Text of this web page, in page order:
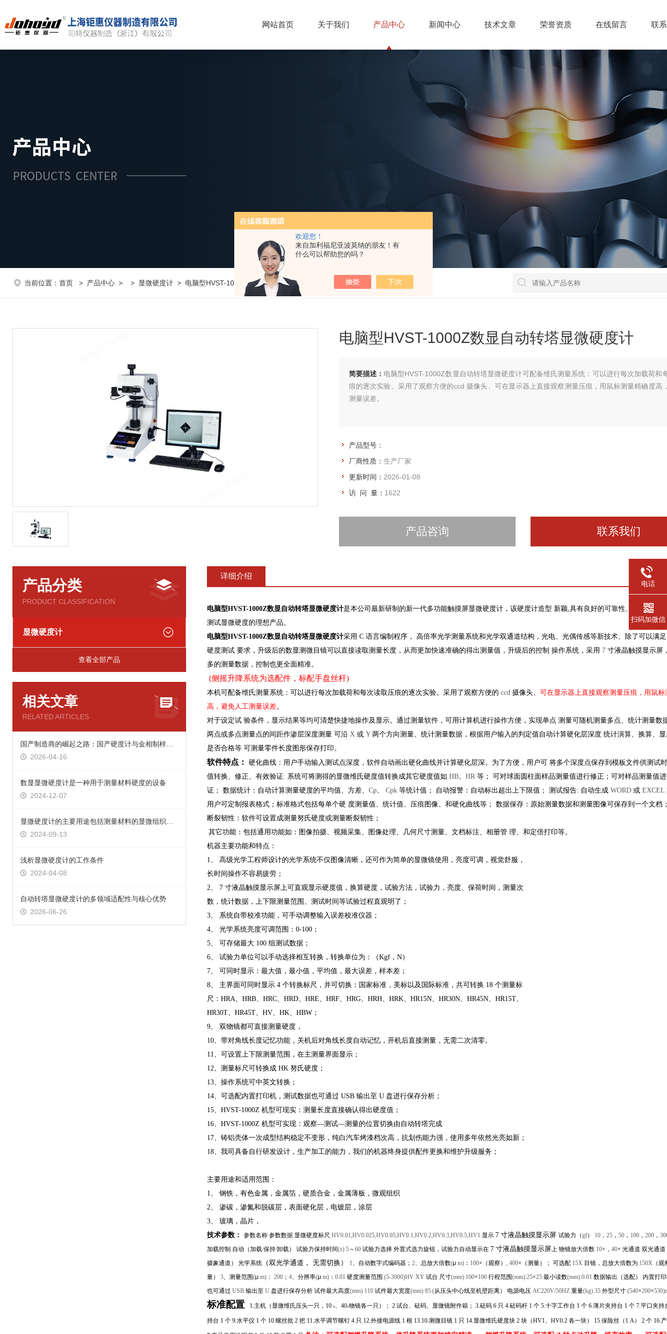
欢迎您！
来自加利福尼亚波莫纳的朋友！有
什么可以帮助您的吗？
网站首页 关于我们 产品中心 新闻中心 技术文章 荣誉资质 在线留言 联
当前位置： 首页 > 产品中心 > > 显微硬度计 > 电脑型HVST-1000Z数显自动转塔显微硬度计
电脑型HVST-1000Z数显自动转塔显微硬度计
简要描述： 电脑型HVST-1000Z数显自动转塔显微硬度计可配备维氏测量系统：可以进行每次加载荷和
痕的逐次实验。采用了观察方便的ccd 摄像头、可在显示器上直接观察测量压痕，用鼠标测量精确度高
测量误差。
产品型号：
厂商性质： 生产厂家
更新时间： 2026-01-08
访 问 量： 1622
产品咨询 联系我们
产品分类
PRODUCT CLASSIFICATION
显微硬度计
查看全部产品
相关文章
RELATED ARTICLES
2026-04-16
数显显微硬度计是一种用于测量材料硬度的设备
2024-12-07
2024-09-13
浅析显微硬度计的工作条件
2024-04-08
自动转塔显微硬度计的多领域适配性与核心优势
2026-06-26
详细介绍
电脑型HVST-1000Z数显自动转塔显微硬度计是本公司最新研制的新一代多功能触摸屏显微硬度计，该硬度计造型 新颖,具有良好的可靠性、可操作性
测试显微硬度的理想产品。
电脑型HVST-1000Z数显自动转塔显微硬度计采用 C 语言编制程序， 高倍率光学测量系统和光学双通道结构，光电、光偶传感等新技术、除了可以满
硬度测试 要求，升级后的数显测微目镜可以直接读取测量长度，从而更加快速准确的得出测量值，升级后的控制 操作系统，采用 7 寸液晶触摸显示屏
多的测量数据，控制也更全面精准。
(侧摇升降系统为选配件，标配手盘丝杆)
本机可配备维氏测量系统：可以进行每次加载荷和每次读取压痕的逐次实验。采用了观察方便的 ccd 摄像头、 可在显示器上直接观察测量压痕，用鼠标
高，避免人工测量误差。
对于设定试 验条件，显示结果等均可清楚快捷地操作及显示。通过测量软件，可用计算机进行操作方便，实现单点 测量可随机测量多点、统计测量数
两点或多点测量点的间距作渗层深度测量 可沿 X 或 Y 两个方向测量、统计测量数据，根据用户输入的判定值自动计算硬化层深度.统计演算、换算、
是否合格等.可测量零件长度图形保存打印。
软件特点： 硬化曲线：用户手动输入测试点深度，软件自动画出硬化曲线并计算硬化层深。为了方便，用户可 将多个深度点保存到模板文件供测试
值转换、修正、有效验证: 系统可将测得的显微维氏硬度值转换成其它硬度值如 HB、 HR 等； 可对球面圆柱面样品测量值进行修正；可对样品测量值
证； 数据统计：自动计算测量硬度的平均值、方差、 Cp、 Cpk 等统计值； 自动报警：自动标出超出上下限值； 测试报告: 自动生成 WORD 或 EXCEL
用户可定制报表格式；标准格式包括每单个硬 度测量值、统计值、压痕图像、和硬化曲线等； 数据保存：原始测量数据和测量图像可保存到一个文档
断裂韧性：软件可设置成测量努氏硬度或测量断裂韧性；
其它功能：包括通用功能如：图像拍摄、视频采集、图像处理、几何尺寸测量、文档标注、相册管 理、和定倍打印等。
机器主要功能和特点：
1、 高级光学工程师设计的光学系统不仅图像清晰，还可作为简单的显微镜使用，亮度可调，视觉舒服，
长时间操作不容易疲劳；
2、 7 寸液晶触摸显示屏上可直观显示硬度值，换算硬度，试验方法，试验力，亮度、保荷时间，测量次
数，统计数据，上下限测量范围、测试时间等试验过程直观明了；
3、 系统自带校准功能，可手动调整输入误差校准仪器；
4、 光学系统亮度可调范围：0-100；
5、 可存储最大 100 组测试数据；
6、 试验力单位可以手动选择相互转换，转换单位为：（Kgf，N）
7、 可同时显示：最大值，最小值，平均值，最大误差，样本差；
8、 主界面可同时显示 4 个转换标尺，并可切换：国家标准，美标以及国际标准，共可转换 18 个测量标
尺：HRA、HRB、HRC、HRD、HRE、HRF、HRG、HRH、HRK、HR15N、HR30N、HR45N、HR15T、
HR30T、HR45T、HV、HK、HBW；
9、 双物镜都可直接测量硬度，
10、带对角线长度记忆功能，关机后对角线长度自动记忆，开机后直接测量，无需二次清零。
11、可设置上下限测量范围，在主测量界面显示；
12、测量标尺可转换成 HK 努氏硬度；
13、操作系统可中英文转换；
14、可选配内置打印机，测试数据也可通过 USB 输出至 U 盘进行保存分析；
15、HVST-1000Z 机型可现实：测量长度直接确认得出硬度值；
16、HVST-1000Z 机型可实现：观察—测试—测量的位置切换由自动转塔完成
17、铸铝壳体一次成型结构稳定不变形，纯白汽车烤漆档次高，抗划伤能力强，使用多年依然光亮如新；
18、我司具备自行研发设计，生产加工的能力，我们的机器终身提供配件更换和维护升级服务；
主要用途和适用范围：
1、 钢铁，有色金属，金属箔，硬质合金，金属薄板，微观组织
2、 渗碳，渗氮和脱碳层，表面硬化层，电镀层，涂层
3、 玻璃，晶片，
技术参数： 参数名称 参数数据 显微硬度标尺 HV0.01,HV0.025,HV0.05,HV0.1,HV0.2,HV0.3,HV0.5,HV1 显示 7 寸液晶触摸显示屏 试验力（gf） 10 ， 25 ， 50 ， 100 ， 200 ，
加载控制 自动（加载/保持/卸载） 试验力保持时间(s) 5～60 试验力选择 外置式选力旋钮，试验力自动显示在 7 寸液晶触摸显示屏上 物镜放大倍数 10×， 40× 光通道 双光通
摄象通道） 光学系统 （双光学通道， 无需切换） 1、自动数字式编码器； 2、总放大倍数(μ m) ： 100×（观察） , 400×（测量）； 可选配 15X 目镜，总放大倍数为:150X （观
量） 3、测量范围(μ m) ： 200 ； 4、分辨率(μ m) ： 0.01 硬度测量范围 (5-3000)HV XY 试台 尺寸(mm):100×100 行程范围(mm):25×25 最小读数(mm):0.01 数据输出（选配） 内置打
也可通过 USB 输出至 U 盘进行保存分析 试件最大高度(mm) 110 试件最大宽度(mm) 85 (从压头中心线至机壁距离） 电源电压 AC220V/50HZ 重量(kg) 35 外型尺寸 (540×200×
标准配置 1.主机（显微维氏压头一只，10 X、40X物镜各一只）； 2.试台、砝码、显微镜附件箱； 3.砝码 6 只 4.砝码杆 1 个 5.十字工作台 1 个 6.薄片夹持台 1 个 7.平口夹持
持台 1 个 9.水平仪 1 个 10.螺丝批 2 把 11.水平调节螺钉 4 只 12.外接电源线 1 根 13.10×测微目镜 1 只 14.显微维氏硬度块 2 块（HV1、HV0.2 各一块） 15.保险丝（1 A） 2 个 16.
电话
扫码加微信